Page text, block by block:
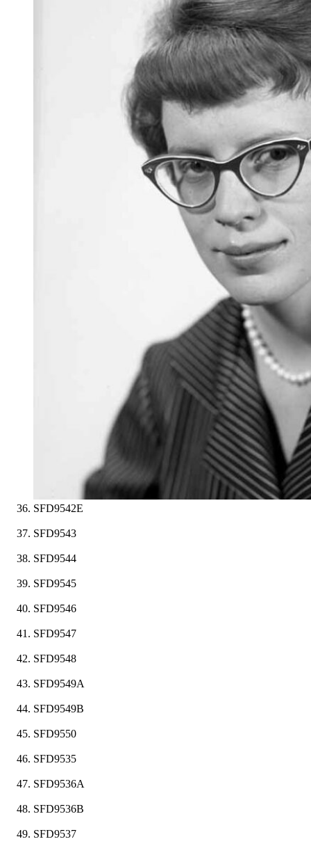
SFD9542E
SFD9543
SFD9544
SFD9545
SFD9546
SFD9547
SFD9548
SFD9549A
SFD9549B
SFD9550
SFD9535
SFD9536A
SFD9536B
SFD9537